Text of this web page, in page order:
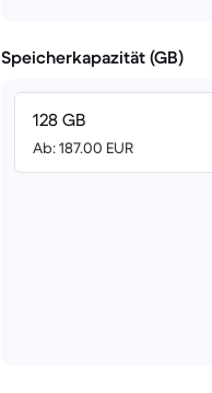
Speicherkapazität (GB)
128 GB
Ab: 187.00 EUR